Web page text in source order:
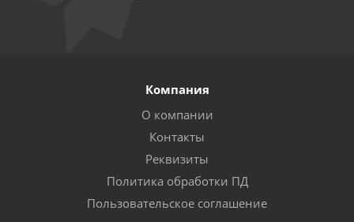
Компания
О компании
Контакты
Реквизиты
Политика обработки ПД
Пользовательское соглашение